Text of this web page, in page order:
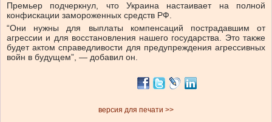
Премьер подчеркнул, что Украина настаивает на полной
конфискации замороженных средств РФ.
“Они нужны для выплаты компенсаций пострадавшим от
агрессии и для восстановления нашего государства. Это также
будет актом справедливости для предупреждения агрессивных
войн в будущем”, — добавил он.
версия для печати >>